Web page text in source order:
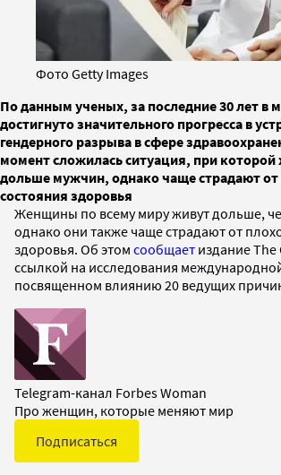
Фото Getty Images
По данным ученых, за последние 30 лет в
достигнуто значительного прогресса в
гендерного разрыва в сфере
момент сложилась ситуация, при
дольше мужчин, однако чаще страдают от
состояния здоровья
Женщины по всему миру живут дольше,
однако они также чаще страдают от
здоровья. Об этом сообщает издание The
ссылкой на исследования
посвященном влиянию 20 ведущих
Telegram-канал Forbes Woman
Про женщин, которые меняют мир
Подписаться